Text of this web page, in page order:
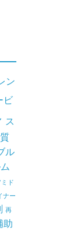
ン
ビ
ス
ル
ド
ナー
再
助